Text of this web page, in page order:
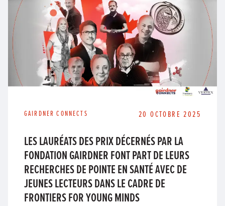
GAIRDNER CONNECTS 20 OCTOBRE 2025
LES LAURÉATS DES PRIX DÉCERNÉS PAR LA
FONDATION GAIRDNER FONT PART DE LEURS
RECHERCHES DE POINTE EN SANTÉ AVEC DE
JEUNES LECTEURS DANS LE CADRE DE
FRONTIERS FOR YOUNG MINDS